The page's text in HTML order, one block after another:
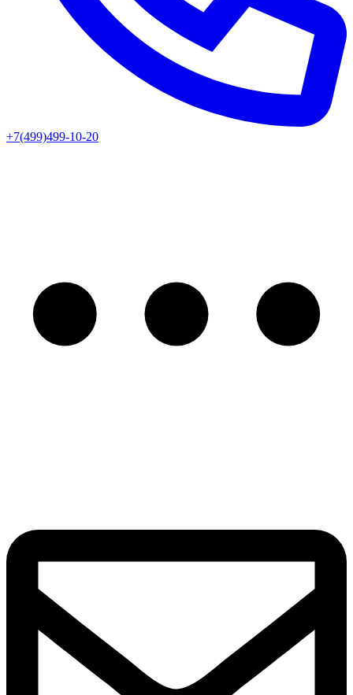
+7(499)499-10-20